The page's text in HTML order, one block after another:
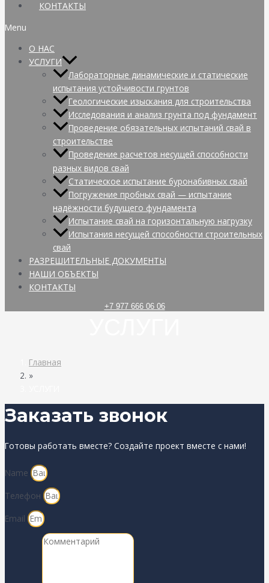
КОНТАКТЫ
Menu
О НАС
УСЛУГИ
Лабораторные динамические и статические
испытания устойчивости грунтов
Геологические изыскания для строительства
Исследования и анализ грунта под фундамент
Проведение обязательных испытаний свай в
строительстве
Проведение расчетов несущей способности
разных видов свай
Статическое испытание буронабивных свай
Погружение пробных свай — испытание
надёжности будущего фундамента
Испытание свай на горизонтальную нагрузку
Испытания несущей способности строительных
свай
РАЗРЕШИТЕЛЬНЫЕ ДОКУМЕНТЫ
НАШИ ОБЪЕКТЫ
КОНТАКТЫ
+7 977 666 06 06
Главная
»
Заказать звонок
Готовы работать вместе? Создайте проект вместе с нами!
Name
Телефон
Email